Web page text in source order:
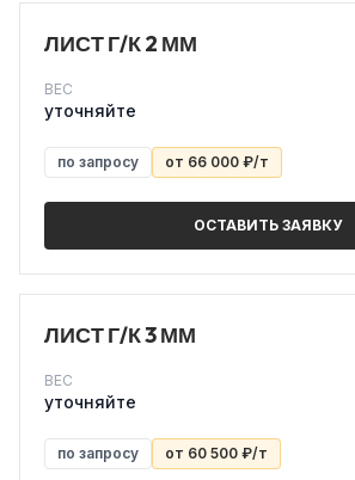
ЛИСТ Г/К 2 ММ
ВЕС
уточняйте
по запросу от 66 000 ₽/т
ОСТАВИТЬ ЗАЯВКУ
ЛИСТ Г/К 3 ММ
ВЕС
уточняйте
по запросу от 60 500 ₽/т